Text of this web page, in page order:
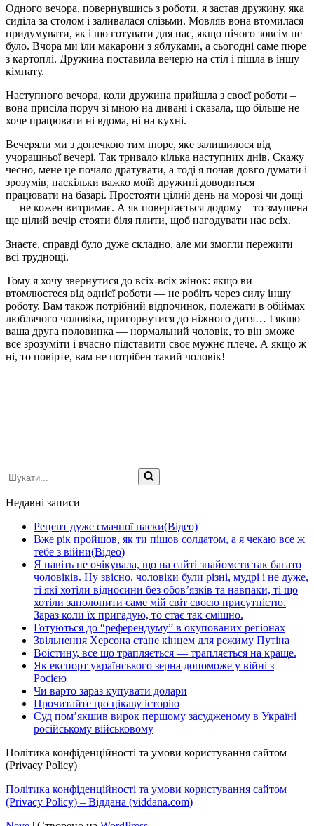
Одного вечора, повернувшись з роботи, я застав дружину, яка
сиділа за столом і заливалася слізьми. Мовляв вона втомилася
придумувати, як і що готувати для нас, якщо нічого зовсім не
було. Вчора ми їли макарони з яблуками, а сьогодні саме пюре
з картоплі. Дружина поставила вечерю на стіл і пішла в іншу
кімнату.
Наступного вечора, коли дружина прийшла з своєї роботи –
вона присіла поруч зі мною на дивані і сказала, що більше не
хоче працювати ні вдома, ні на кухні.
Вечеряли ми з донечкою тим пюре, яке залишилося від
учорашньої вечері. Так тривало кілька наступних днів. Скажу
чесно, мене це почало дратувати, а тоді я почав довго думати і
зрозумів, наскільки важко моїй дружині доводиться
працювати на базарі. Простояти цілий день на морозі чи дощі
— не кожен витримає. А як повертається додому – то змушена
ще цілий вечір стояти біля плити, щоб нагодувати нас всіх.
Знаєте, справді було дуже складно, але ми змогли пережити
всі труднощі.
Тому я хочу звернутися до всіх-всіх жінок: якщо ви
втомлюєтеся від однієї роботи — не робіть через силу іншу
роботу. Вам також потрібний відпочинок, полежати в обіймах
люблячого чоловіка, пригорнутися до ніжного дитя… І якщо
ваша друга половинка — нормальний чоловік, то він зможе
все зрозуміти і вчасно підставити своє мужнє плече. А якщо ж
ні, то повірте, вам не потрібен такий чоловік!
Шукати...
Недавні записи
Рецепт дуже смачної паски(Відео)
Вже рік пройшов, як ти пішов солдатом, а я чекаю все ж
тебе з війни(Відео)
Я навіть не очікувала, що на сайті знайомств так багато
чоловіків. Ну звісно, чоловіки були різні, мудрі і не дуже,
ті які хотіли відносини без обов’язків та навпаки, ті що
хотіли заполонити саме мій світ своєю присутністю.
Зараз коли їх пригадую, то стає так смішно.
Готуються до “референдуму” в окупованих регіонах
Звільнення Херсона стане кінцем для режиму Путіна
Воістину, все що трапляється — трапляється на краще.
Як експорт українського зерна допоможе у війні з
Росією
Чи варто зараз купувати долари
Прочитайте цю цікаву історію
Суд пом’якшив вирок першому засудженому в Україні
російському військовому
Політика конфіденційності та умови користування сайтом
(Privacy Policy)
Політика конфіденційності та умови користування сайтом
(Privacy Policy) – Віддана (viddana.com)